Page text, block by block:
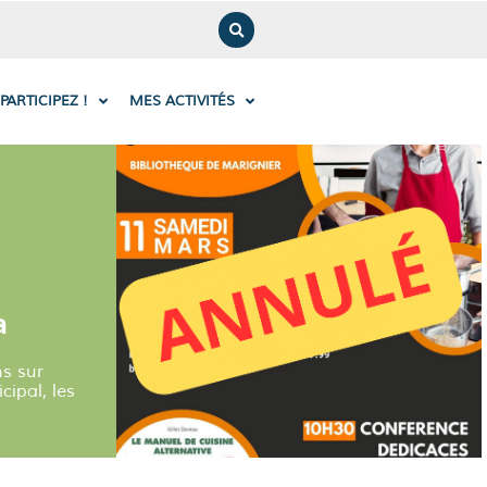
PARTICIPEZ ! MES ACTIVITÉS
sur
les